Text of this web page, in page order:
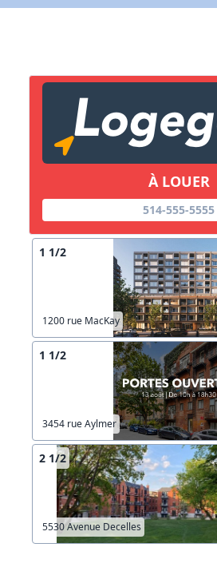
À LOUER
514-555-5555
1 1/2
1200 rue MacKay
1 1/2
3454 rue Aylmer
2 1/2
5530 Avenue Decelles
Lien vers inscription (sera
Copier lien
X